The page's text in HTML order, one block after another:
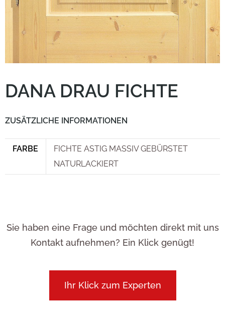
DANA DRAU FICHTE
ZUSÄTZLICHE INFORMATIONEN
FARBE
FICHTE ASTIG MASSIV GEBÜRSTET
NATURLACKIERT
Sie haben eine Frage und möchten direkt mit uns
Kontakt aufnehmen? Ein Klick genügt!
Ihr Klick zum Experten